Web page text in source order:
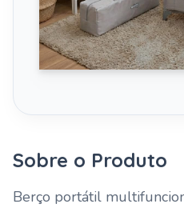
Sobre o Produto
Berço portátil